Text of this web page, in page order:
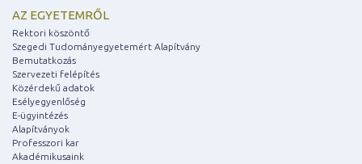
AZ EGYETEMRŐL
Rektori köszöntő
Szegedi Tudományegyetemért Alapítvány
Bemutatkozás
Szervezeti felépítés
Közérdekű adatok
Esélyegyenlőség
E-ügyintézés
Alapítványok
Professzori kar
Akadémikusaink